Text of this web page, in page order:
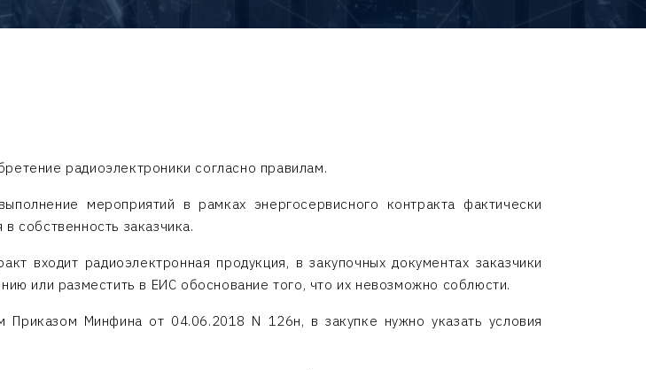
радиоэлектроники согласно правилам.
мероприятий в рамках энергосервисного контракта фактически
собственность заказчика.
входит радиоэлектронная продукция, в закупочных документах заказчики
или разместить в ЕИС обоснование того, что их невозможно соблюсти.
Минфина от 04.06.2018 N 126н, в закупке нужно указать условия